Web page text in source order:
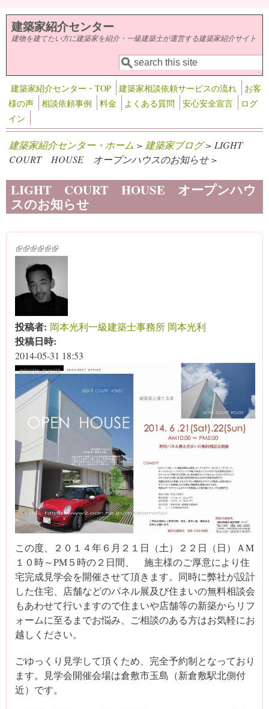
メインコンテンツに移動
建築家紹介センター
建物を建てたい方に建築家を紹介・一級建築士が運営する建築家紹介サイト
検索フォーム
検索
建築家紹介センター・TOP 建築家相談依頼サービスの流れ
お客
様の声
相談依頼事例 料金 よくある質問 安心安全宣言
ログ
イン
建築家紹介センター・ホーム > 建築家ブログ> LIGHT
COURT HOUSE オープンハウスのお知らせ >
LIGHT COURT HOUSE オープンハウ
スのお知らせ
(link is external)
(link is external)
(link is external)
(link is external)
(link is external)
(link is external)
投稿者: 岡本光利一級建築士事務所 岡本光利
投稿日時:
2014-05-31 18:53
この度、２０１４年６月２１日（土）２２日（日）ＡM
１０時～PM５時の２日間、 施主様のご厚意により住
宅完成見学会を開催させて頂きます。同時に弊社が設計
した住宅、店舗などのパネル展及び住まいの無料相談会
もあわせて行いますので住まいや店舗等の新築からリフ
ォームに至るまでお悩み、ご相談のある方はお気軽にお
越しください。
ごゆっくり見学して頂くため、完全予約制となっており
ます。見学会開催会場は倉敷市玉島（新倉敷駅北側付
近）です。